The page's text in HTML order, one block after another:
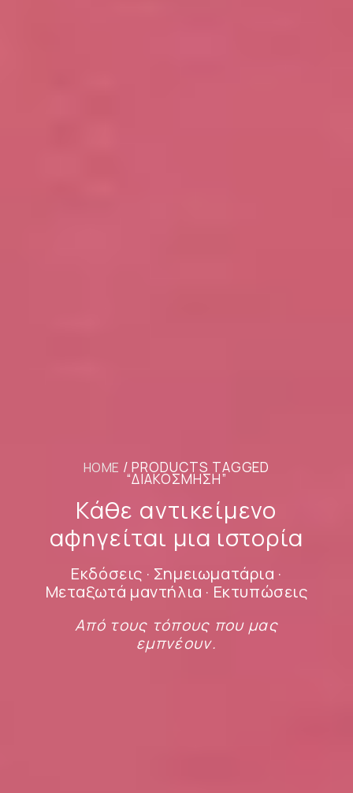
HOME / PRODUCTS TAGGED
“ΔΙΑΚΌΣΜΗΣΗ”
Κάθε αντικείμενο
αφηγείται μια ιστορία
Εκδόσεις · Σημειωματάρια ·
Μεταξωτά μαντήλια · Εκτυπώσεις
Από τους τόπους που μας
εμπνέουν.